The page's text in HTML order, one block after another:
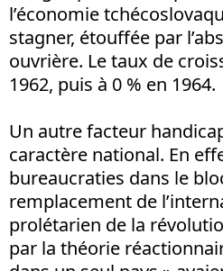
l’économie
stagner, étouffée par
ouvrière. Le taux de
1962, puis à 0 % en 1964.
Un autre facteur
caractère national. En
bureaucraties dans le
remplacement de
prolétarien de la
par la théorie